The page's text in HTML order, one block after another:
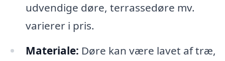
udvendige døre, terrassedøre mv.
varierer i pris.
Materiale: Døre kan være lavet af træ,